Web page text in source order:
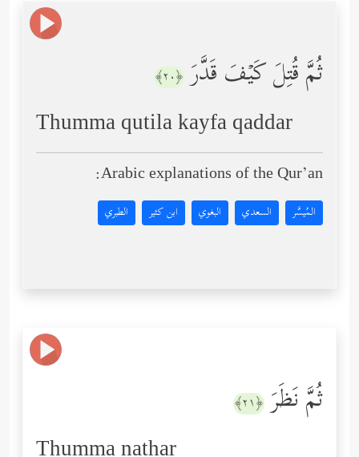
ثُمَّ قُتِلَ كَیۡفَ قَدَّرَ ﴿٢٠﴾
Thumma qutila kayfa qaddar
Arabic explanations of the Qur’an:
المُيسَّر السعدي البغوي ابن كثير الطبري
ثُمَّ نَظَرَ ﴿٢١﴾